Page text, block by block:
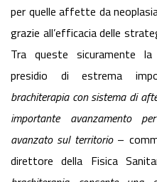
per quelle affette da
grazie all’efficacia delle
Tra queste sicuramente la
presidio di estrema
brachiterapia con sistema di
importante avanzamento
avanzato sul territorio –
direttore della Fisica